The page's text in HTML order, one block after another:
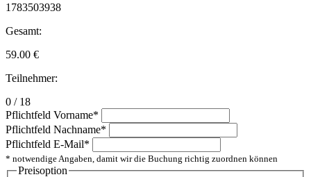
1783503938
Gesamt:
59.00 €
Teilnehmer:
0 / 18
Pflichtfeld Vorname*
Pflichtfeld Nachname*
Pflichtfeld E-Mail*
* notwendige Angaben, damit wir die Buchung richtig zuordnen können
Preisoption